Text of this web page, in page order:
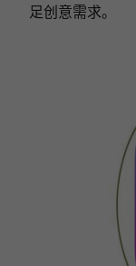
足创意需求。